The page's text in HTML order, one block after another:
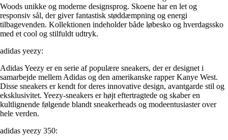
Woods unikke og moderne designsprog. Skoene har en let og
responsiv sål, der giver fantastisk støddæmpning og energi
tilbagevenden. Kollektionen indeholder både løbesko og hverdagssko
med et cool og stilfuldt udtryk.
adidas yeezy:
Adidas Yeezy er en serie af populære sneakers, der er designet i
samarbejde mellem Adidas og den amerikanske rapper Kanye West.
Disse sneakers er kendt for deres innovative design, avantgarde stil og
eksklusivitet. Yeezy-sneakers er højt eftertragtede og skaber en
kultlignende følgende blandt sneakerheads og modeentusiaster over
hele verden.
adidas yeezy 350: